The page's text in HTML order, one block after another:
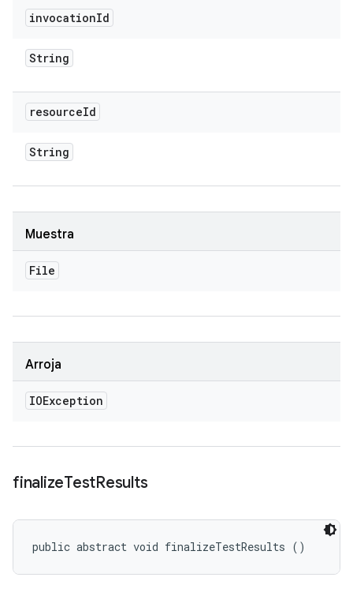
invocationId
String
resourceId
String
Muestra
File
Arroja
IOException
finalizeTestResults
public abstract void finalizeTestResults ()